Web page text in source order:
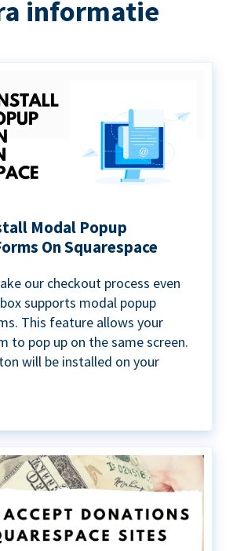
informatie
Modal Popup
On Squarespace
our checkout process even
supports modal popup
This feature allows your
to pop up on the same screen.
will be installed on your